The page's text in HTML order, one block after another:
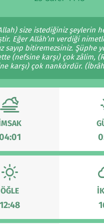
size istediğiniz şeylerin
Eğer Allâh’ın verdiği
sayıp bitiremezsiniz. Şüphe
(nefsine karşı) çok zâlim,
karşı) çok nankördür.
ÖĞLE
12:48